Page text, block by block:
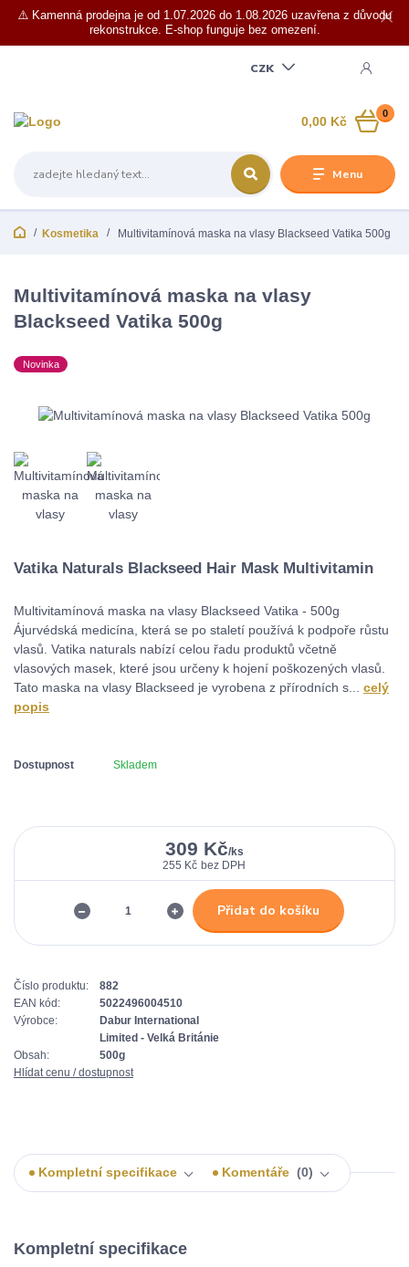
⚠️ Kamenná prodejna je od 1.07.2026 do 1.08.2026 uzavřena z důvodu
rekonstrukce. E-shop funguje bez omezení.
Menu
CZK
0
0,00 Kč
Kosmetika Multivitamínová maska ​​na vlasy Blackseed Vatika 500g
Multivitamínová maska ​​na vlasy
Blackseed Vatika 500g
Novinka
Vatika Naturals Blackseed Hair Mask Multivitamin
Multivitamínová maska ​​na vlasy Blackseed Vatika - 500g
Ájurvédská medicína, která se po staletí používá k podpoře růstu
vlasů. Vatika naturals nabízí celou řadu produktů včetně
vlasových masek, které jsou určeny k hojení poškozených vlasů.
Tato maska ​​na vlasy Blackseed je vyrobena z přírodních s... celý
popis
Dostupnost Skladem
309 Kč/ks
255 Kč bez DPH
Přidat do košíku
Číslo produktu:
882
EAN kód:
5022496004510
Výrobce:
Dabur International
Limited - Velká Británie
Obsah:
500g
Hlídat cenu / dostupnost
Kompletní specifikace Komentáře 0
Kompletní specifikace